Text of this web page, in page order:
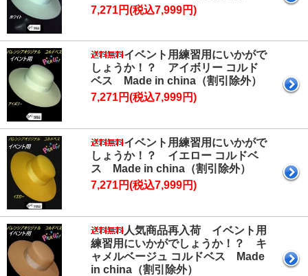
7,271円(税込7,999円)
イベント用練習用にいかがで
しょうか！？ アイボリー コルド
ベス Made in china（割引除外）
7,271円(税込7,999円)
イベント用練習用にいかがで
しょうか！？ イエロー コルドベ
ス Made in china（割引除外）
7,271円(税込7,999円)
人気商品再入荷 イベント用
練習用にいかがでしょうか！？ キ
ャメルベージュ コルドベス Made
in china（割引除外）